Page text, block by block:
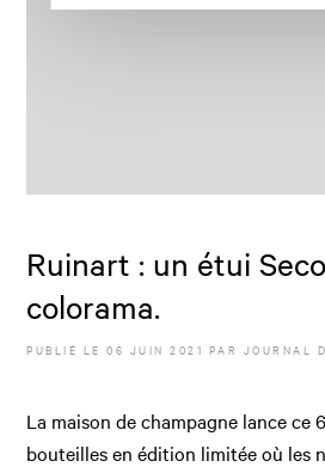
Ruinart : un étui
colorama.
PUBLIÉ LE06 JUIN 2021 PAR JOURNAL
La maison de champagne lance ce
bouteilles en édition limitée où les